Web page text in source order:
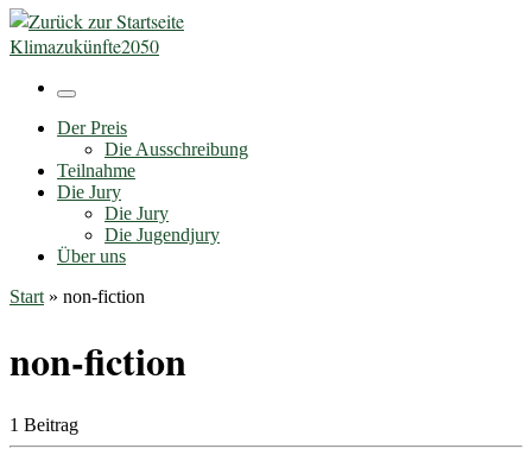
Klimazukünfte2050
Menü
Der Preis
Die Ausschreibung
Teilnahme
Die Jury
Die Jury
Die Jugendjury
Über uns
Start » non-fiction
non-fiction
1 Beitrag